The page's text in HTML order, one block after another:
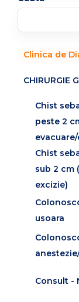
Clinica de
CHIRURGIE
Chist
peste 2
Chist
sub 2 cm
excizie)
usoara
Consult -